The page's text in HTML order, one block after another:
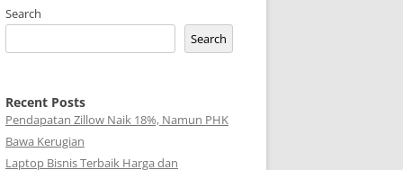
Search
Search
Recent Posts
Pendapatan Zillow Naik 18%, Namun PHK
Bawa Kerugian
Laptop Bisnis Terbaik Harga dan